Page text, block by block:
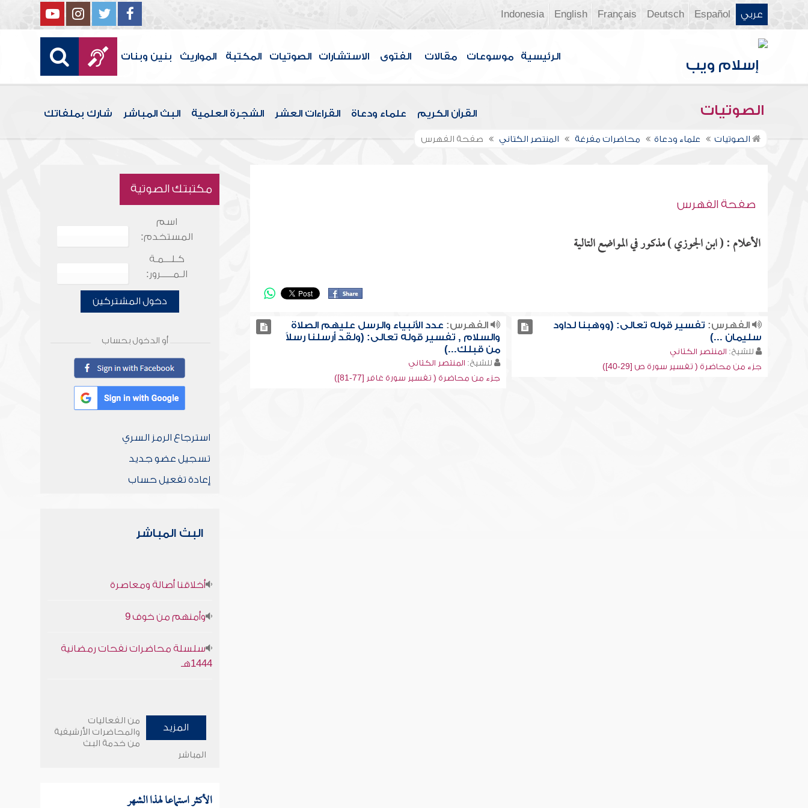
عربي Español
Deutsch
Français
English
Indonesia
الرئيسية موسوعات مقالات الفتوى الاستشارات الصوتيات المكتبة المواريث بنين وبنات
الصوتيات القرآن الكريم علماء ودعاة القراءات العشر الشجرة العلمية البث المباشر شارك بملفاتك
الصوتيات علماء ودعاة محاضرات مفرغة المنتصر الكتاني صفحة الفهرس
صفحة الفهرس
الأعلام : ( ابن الجوزي ) مذكور في المواضع التالية
الفهرس: تفسير قوله تعالى: (ووهبنا لداود
سليمان ...)
للشيخ: المنتصر الكتاني
جزء من محاضرة ( تفسير سورة ص [29-40])
الفهرس: عدد الأنبياء والرسل عليهم الصلاة
والسلام , تفسير قوله تعالى: (ولقد أرسلنا رسلاً
من قبلك...)
للشيخ: المنتصر الكتاني
جزء من محاضرة ( تفسير سورة غافر [77-81])
مكتبتك الصوتية
اسم
المستخدم:
كـلـــمـة
الـمـــــرور:
دخول المشتركين
أو الدخول بحساب
استرجاع الرمز السري
تسجيل عضو جديد
إعادة تفعيل حساب
البث المباشر
أخلاقنا أصالة ومعاصرة
وأمنهم من خوف 9
سلسلة محاضرات نفحات رمضانية
1444هـ
المزيد
من الفعاليات
والمحاضرات الأرشيفية
من خدمة البث
المباشر
الأكثر استماعا لهذا الشهر